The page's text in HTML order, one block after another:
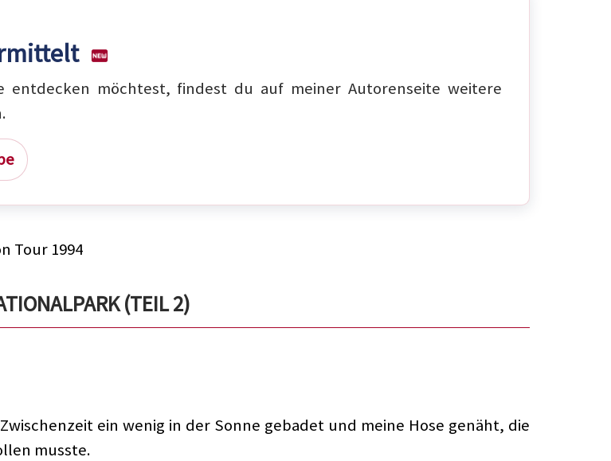
entdecken möchtest, findest du auf meiner Autorenseite weitere
Tour 1994
(TEIL 2)
ein wenig in der Sonne gebadet und meine Hose genäht, die
musste.